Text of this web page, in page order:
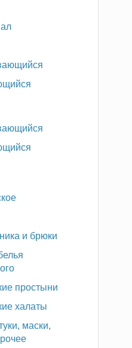
и брюки
простыни
халаты
маски,